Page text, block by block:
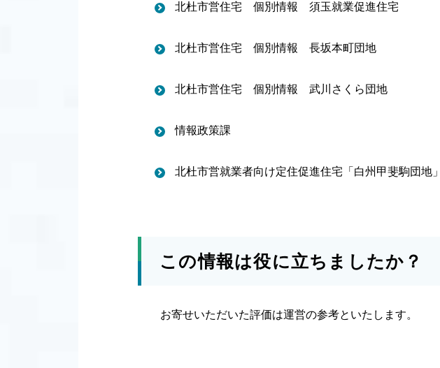
北杜市営住宅 個別情報 須玉就業促進住宅
北杜市営住宅 個別情報 長坂本町団地
北杜市営住宅 個別情報 武川さくら団地
情報政策課
北杜市営就業者向け定住促進住宅「白州甲斐駒団地」
この情報は役に立ちましたか？
お寄せいただいた評価は運営の参考といたします。